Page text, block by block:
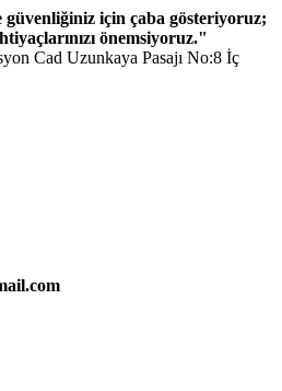
için çaba gösteriyoruz;
önemsiyoruz."
Cad Uzunkaya Pasajı No:8 İç